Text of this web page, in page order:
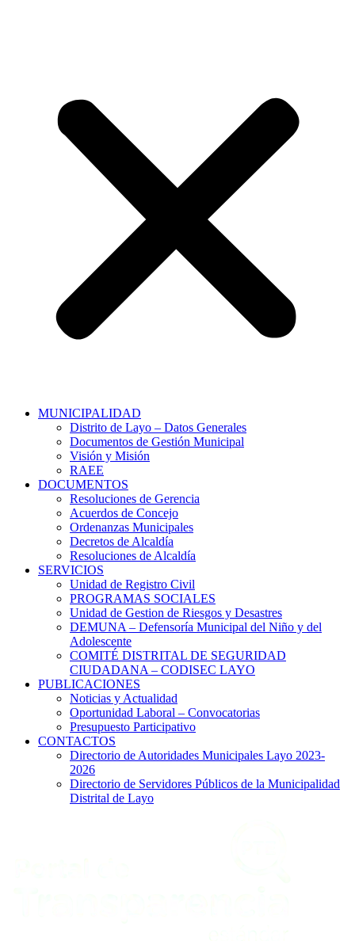
MUNICIPALIDAD
Distrito de Layo – Datos Generales
Documentos de Gestión Municipal
Visión y Misión
RAEE
DOCUMENTOS
Resoluciones de Gerencia
Acuerdos de Concejo
Ordenanzas Municipales
Decretos de Alcaldía
Resoluciones de Alcaldía
SERVICIOS
Unidad de Registro Civil
PROGRAMAS SOCIALES
Unidad de Gestion de Riesgos y Desastres
DEMUNA – Defensoría Municipal del Niño y del
Adolescente
COMITÉ DISTRITAL DE SEGURIDAD
CIUDADANA – CODISEC LAYO
PUBLICACIONES
Noticias y Actualidad
Oportunidad Laboral – Convocatorias
Presupuesto Participativo
CONTACTOS
Directorio de Autoridades Municipales Layo 2023-
2026
Directorio de Servidores Públicos de la Municipalidad
Distrital de Layo